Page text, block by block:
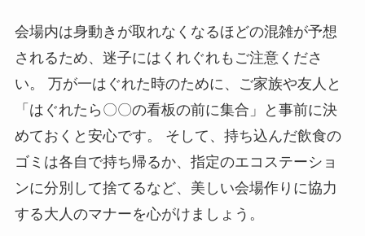
会場内は身動きが取れなくなるほどの混雑が予想
されるため、迷子にはくれぐれもご注意くださ
い。 万が一はぐれた時のために、ご家族や友人と
「はぐれたら〇〇の看板の前に集合」と事前に決
めておくと安心です。 そして、持ち込んだ飲食の
ゴミは各自で持ち帰るか、指定のエコステーショ
ンに分別して捨てるなど、美しい会場作りに協力
する大人のマナーを心がけましょう。